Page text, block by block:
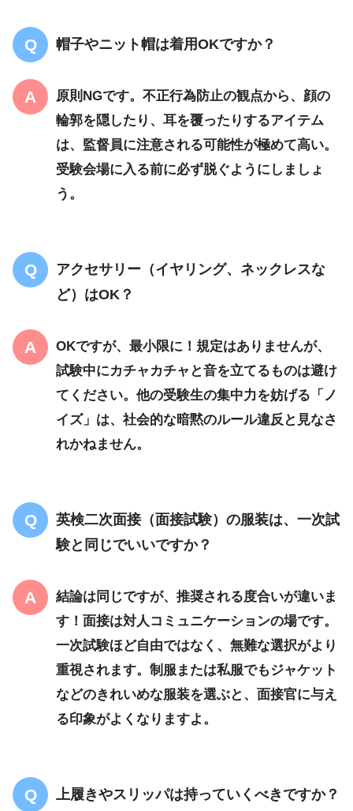
帽子やニット帽は着用OKですか？
原則NGです。 不正行為防止の観点から、顔の
輪郭を隠したり、耳を覆ったりするアイテム
は、監督員に注意される可能性が極めて高い。
受験会場に入る前に必ず脱ぐようにしましょ
う。
アクセサリー（イヤリング、ネックレスな
ど）はOK？
OKですが、 最小限に！規定はありませんが、
試験中にカチャカチャと音を立てる ものは避け
てください。他の受験生の集中力を妨げる「ノ
イズ」は、 社会的な暗黙のルール違反 と見なさ
れかねません。
英検二次面接（面接試験）の服装は、一次試
験と同じでいいですか？
結論は同じですが、 推奨される度合いが違いま
す ！面接は対人コミュニケーションの場です。
一次試験ほど自由ではなく、 無難な選択がより
重視されます。 制服 または私服でもジャケット
などのきれいめな服装を選ぶと、面接官に与え
る印象がよくなりますよ。
上履きやスリッパは持っていくべきですか？